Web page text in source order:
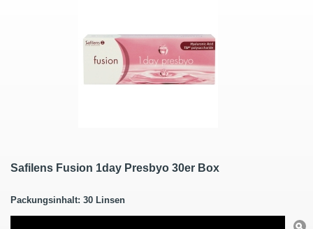
Safilens Fusion 1day Presbyo 30er Box
Packungsinhalt: 30 Linsen